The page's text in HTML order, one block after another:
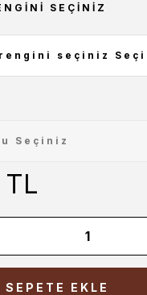
SEÇINIZ
SEPETE EKLE